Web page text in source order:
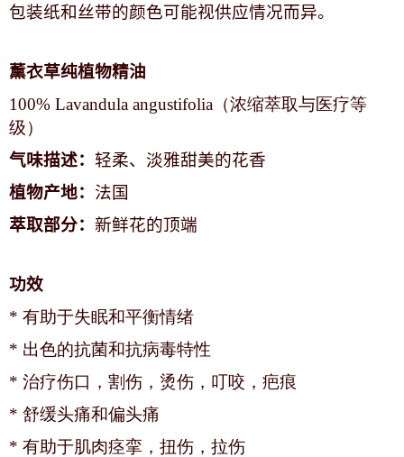
包装纸和丝带的颜色可能视供应情况而异。
薰衣草纯植物精油
100% Lavandula angustifolia（浓缩萃取与医疗等
级）
气味描述： 轻柔、淡雅甜美的花香
植物产地： 法国
萃取部分： 新鲜花的顶端
功效
* 有助于失眠和平衡情绪
* 出色的抗菌和抗病毒特性
* 治疗伤口，割伤，烫伤，叮咬，疤痕
* 舒缓头痛和偏头痛
* 有助于肌肉痉挛，扭伤，拉伤